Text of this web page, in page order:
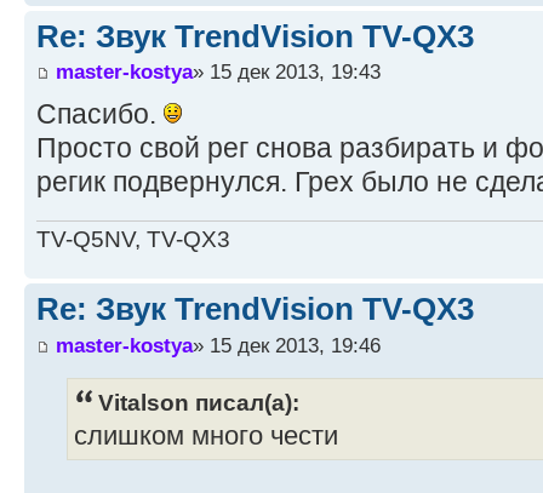
Re: Звук TrendVision TV-QX3
master-kostya» 15 дек 2013, 19:43
Спасибо.
Просто свой рег снова разбирать и
регик подвернулся. Грех было не
TV-Q5NV, TV-QX3
Re: Звук TrendVision TV-QX3
master-kostya» 15 дек 2013, 19:46
Vitalson писал(а):
слишком много чести